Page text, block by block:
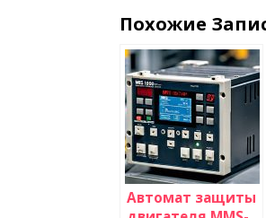
Похожие
Автомат защиты